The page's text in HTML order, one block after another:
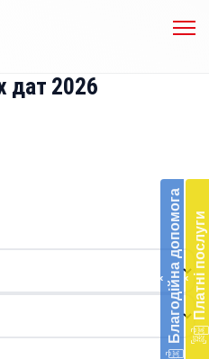
‹ Благодійна допомогав
‹ Платні послуги
дат 2026